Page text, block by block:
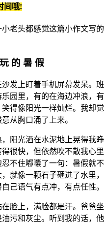
间哦!
老头都感觉这篇小作文写的
的 暑 假
发上盯着手机屏幕发呆。班
园里，有的在海边冲浪，有
得像阳光一样灿烂。我却觉
从胸口涌了上来。
阳光洒在水泥地上晃得我睁
很快，但依然吹不散我心里
不住嘟囔了一句：暑假就不
就像一颗石子砸进了水里，
己语气有点冲，有点任性。
脸上，满脸都是汗。爸爸坐
污和灰尘。听到我的话，他